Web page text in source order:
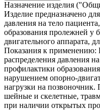
Назначение изделия
Изделие предназначено
давления на тело
образования пролежней у
двигательного аппарата,
Показания к применению:
распределения давления
профилактики
нарушением опорно-
нагрузки на
шейные и скелетные,
при наличии открытых